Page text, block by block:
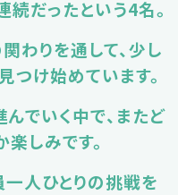
だったという4名。
わりを通して、少し
け始めています。
でいく中で、またど
しみです。
人ひとりの挑戦を